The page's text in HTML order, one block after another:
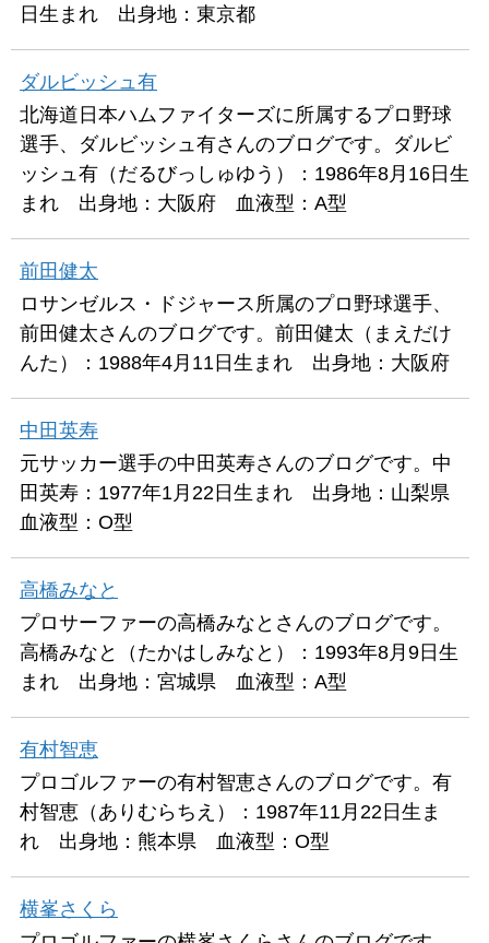
日生まれ 出身地：東京都
ダルビッシュ有
北海道日本ハムファイターズに所属するプロ野球
選手、ダルビッシュ有さんのブログです。ダルビ
ッシュ有（だるびっしゅゆう）：1986年8月16日生
まれ 出身地：大阪府 血液型：A型
前田健太
ロサンゼルス・ドジャース所属のプロ野球選手、
前田健太さんのブログです。前田健太（まえだけ
んた）：1988年4月11日生まれ 出身地：大阪府
中田英寿
元サッカー選手の中田英寿さんのブログです。中
田英寿：1977年1月22日生まれ 出身地：山梨県
血液型：O型
高橋みなと
プロサーファーの高橋みなとさんのブログです。
高橋みなと（たかはしみなと）：1993年8月9日生
まれ 出身地：宮城県 血液型：A型
有村智恵
プロゴルファーの有村智恵さんのブログです。有
村智恵（ありむらちえ）：1987年11月22日生ま
れ 出身地：熊本県 血液型：O型
横峯さくら